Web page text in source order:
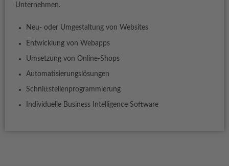
Unternehmen.
Neu- oder Umgestaltung von Websites
Entwicklung von Webapps
Umsetzung von Online-Shops
Automatisierungslösungen
Schnittstellenprogrammierung
Individuelle Business Intelligence Software